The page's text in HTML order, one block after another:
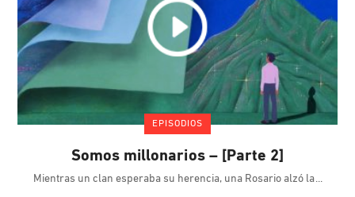
EPISODIOS
Somos millonarios – [Parte 2]
Mientras un clan esperaba su herencia, una Rosario alzó la